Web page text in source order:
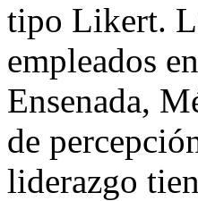
tipo Likert.
empleados
Ensenada,
de
liderazgo